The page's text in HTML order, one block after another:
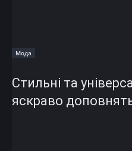
Мода
Стильні та
яскраво